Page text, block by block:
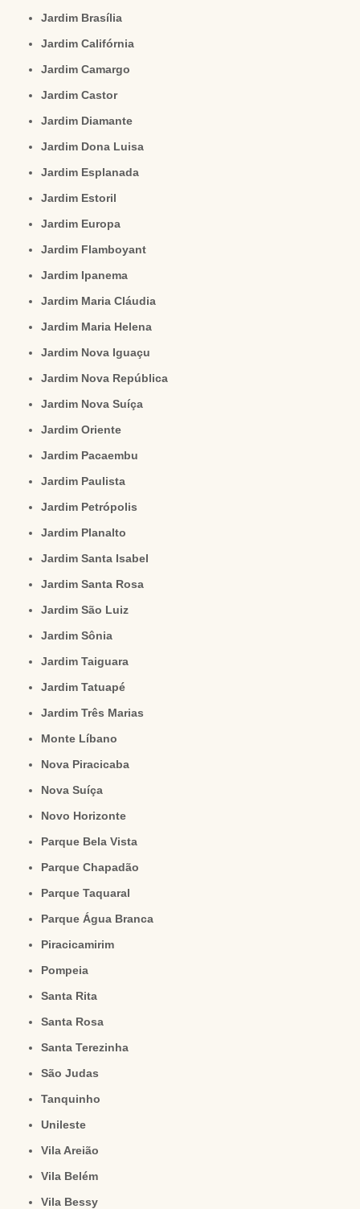
Jardim Brasília
Jardim Califórnia
Jardim Camargo
Jardim Castor
Jardim Diamante
Jardim Dona Luisa
Jardim Esplanada
Jardim Estoril
Jardim Europa
Jardim Flamboyant
Jardim Ipanema
Jardim Maria Cláudia
Jardim Maria Helena
Jardim Nova Iguaçu
Jardim Nova República
Jardim Nova Suíça
Jardim Oriente
Jardim Pacaembu
Jardim Paulista
Jardim Petrópolis
Jardim Planalto
Jardim Santa Isabel
Jardim Santa Rosa
Jardim São Luiz
Jardim Sônia
Jardim Taiguara
Jardim Tatuapé
Jardim Três Marias
Monte Líbano
Nova Piracicaba
Nova Suíça
Novo Horizonte
Parque Bela Vista
Parque Chapadão
Parque Taquaral
Parque Água Branca
Piracicamirim
Pompeia
Santa Rita
Santa Rosa
Santa Terezinha
São Judas
Tanquinho
Unileste
Vila Areião
Vila Belém
Vila Bessy